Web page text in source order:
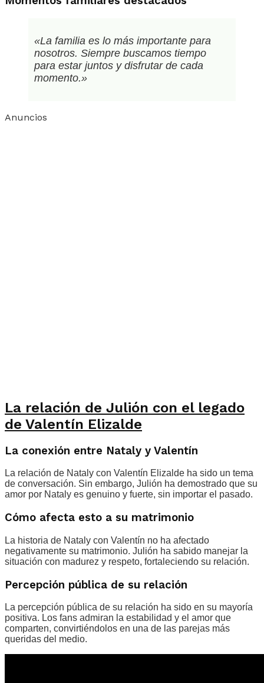
«La familia es lo más importante para
nosotros. Siempre buscamos tiempo
para estar juntos y disfrutar de cada
momento.»
Anuncios
La relación de Julión con el legado
de Valentín Elizalde
La conexión entre Nataly y Valentín
La relación de Nataly con Valentín Elizalde ha sido un tema
de conversación. Sin embargo, Julión ha demostrado que su
amor por Nataly es genuino y fuerte, sin importar el pasado.
Cómo afecta esto a su matrimonio
La historia de Nataly con Valentín no ha afectado
negativamente su matrimonio. Julión ha sabido manejar la
situación con madurez y respeto, fortaleciendo su relación.
Percepción pública de su relación
La percepción pública de su relación ha sido en su mayoría
positiva. Los fans admiran la estabilidad y el amor que
comparten, convirtiéndolos en una de las parejas más
queridas del medio.